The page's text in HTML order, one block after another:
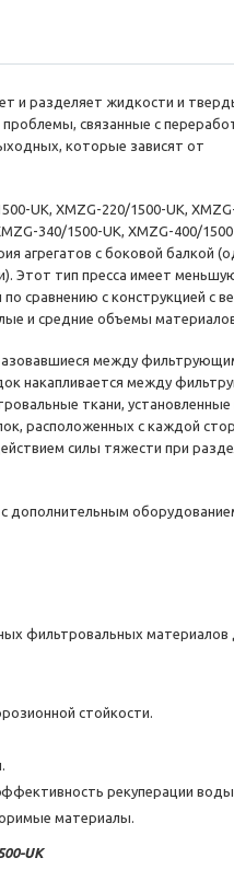
и разделяет жидкости и
связанные с
которые зависят от
UK, XMZG-220/1500-UK,
340/1500-UK, XMZG-400/
агрегатов с боковой балкой
Этот тип пресса имеет
сравнению с конструкцией с
и средние объемы
между
накапливается между
ткани, установленные
расположенных с каждой
силы тяжести при
дополнительным
фильтровальных материалов
стойкости.
рекуперации
материалы.
UK